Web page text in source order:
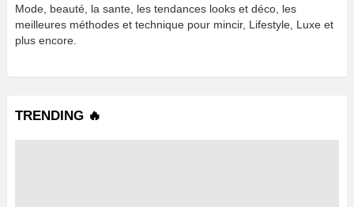
Mode, beauté, la sante, les tendances looks et déco, les
meilleures méthodes et technique pour mincir, Lifestyle, Luxe et
plus encore.
TRENDING 🔥